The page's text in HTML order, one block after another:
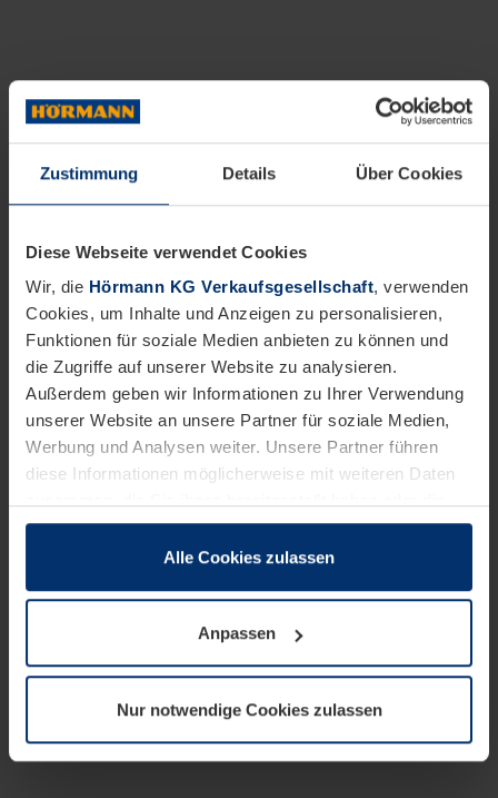
Zustimmung Details Über Cookies
Diese Webseite verwendet Cookies
Wir, die Hörmann KG Verkaufsgesellschaft, verwenden
Cookies, um Inhalte und Anzeigen zu personalisieren,
Funktionen für soziale Medien anbieten zu können und
die Zugriffe auf unserer Website zu analysieren.
Außerdem geben wir Informationen zu Ihrer Verwendung
unserer Website an unsere Partner für soziale Medien,
Werbung und Analysen weiter. Unsere Partner führen
diese Informationen möglicherweise mit weiteren Daten
sie im Rahmen Ihrer Nutzung der Dienste gesammelt
wenn diese für den Betrieb dieser Seite unbedingt
notwendig sind. Für alle anderen Cookie-Typen benötigen
wir Ihre Erlaubnis. Ihre Einwilligung können Sie jederzeit
Datenschutzerklärungunserer Website ändern oder
widerrufen.
Alle Cookies zulassen
Anpassen
Nur notwendige Cookies zulassen